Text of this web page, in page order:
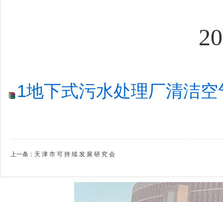
1地下式污水处理厂清洁
上一条： 天 津 市 可 持 续 发 展 研 究 会